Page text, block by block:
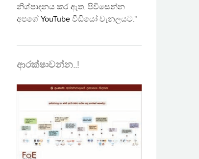
නිශ්පාදනය කර ඇත. පිවිසෙන්න
අපගේ YouTube වීඩියෝ චැනලයට."
ආරක්ෂාවන්න..!